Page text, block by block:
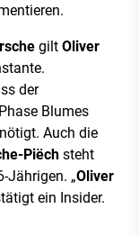
gilt Oliver
der
Blumes
Auch die
Piëch steht
Jährigen. „Oliver
ein Insider.